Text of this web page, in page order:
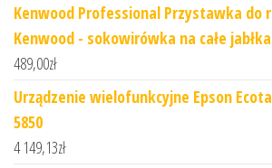
Kenwood Professional Przystawka do
Kenwood - sokowirówka na całe
489,00zł
Urządzenie wielofunkcyjne Epson
5850
4 149,13zł